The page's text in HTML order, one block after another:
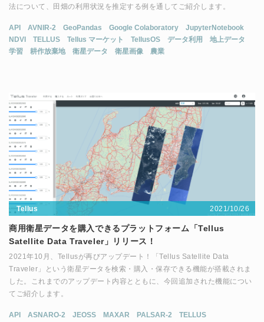
法について、田畑の利用状況を推定する例を通してご紹介します。
API AVNIR-2 GeoPandas Google Colaboratory
JupyterNotebook
NDVI
TELLUS Tellus マーケット TellusOS データ利用
地上データ
学習
耕作放棄地 衛星データ 衛星画像 農業
Tellus 2021/10/26
商用衛星データを購入できるプラットフォーム「Tellus
Satellite Data Traveler」リリース！
2021年10月、Tellusが再びアップデート！「Tellus Satellite Data
Traveler」という衛星データを検索・購入・保存できる機能が搭載されま
した。これまでのアップデート内容とともに、今回追加された機能につい
てご紹介します。
API ASNARO-2 JEOSS MAXAR PALSAR-2
TELLUS